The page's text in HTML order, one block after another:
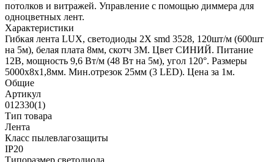
потолков и витражей. Управление с помощью диммера для
одноцветных лент.
Характеристики
Гибкая лента LUX, светодиоды 2Х smd 3528, 120шт/м (600шт
на 5м), белая плата 8мм, скотч 3М. Цвет СИНИЙ. Питание
12В, мощность 9,6 Вт/м (48 Вт на 5м), угол 120°. Размеры
5000х8х1,8мм. Мин.отрезок 25мм (3 LED). Цена за 1м.
Общие
Артикул
012330(1)
Тип товара
Лента
Класс пылевлагозащиты
IP20